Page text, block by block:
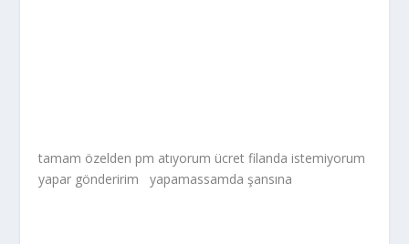
tamam özelden pm atıyorum ücret filanda istemiyorum
yapar gönderirim yapamassamda şansına